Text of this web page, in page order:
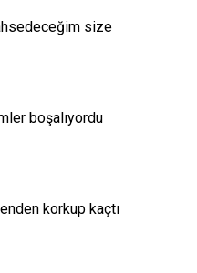
size
boşalıyordu
korkup kaçtı